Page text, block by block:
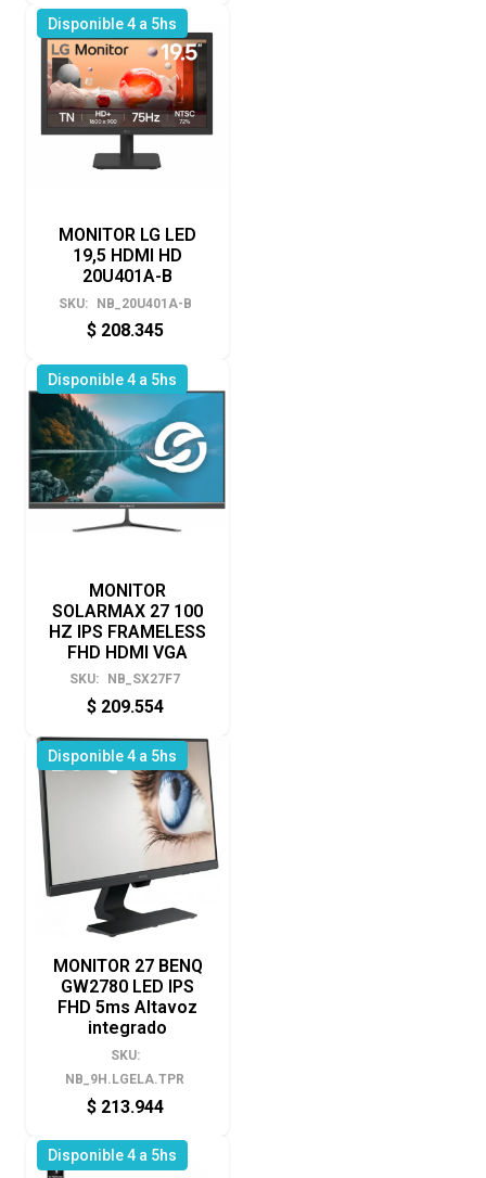
Disponible 4 a 5hs
MONITOR LG LED
19,5 HDMI HD
20U401A-B
SKU: NB_20U401A-B
$ 208.345
Disponible 4 a 5hs
MONITOR
SOLARMAX 27 100
HZ IPS FRAMELESS
FHD HDMI VGA
SKU: NB_SX27F7
$ 209.554
Disponible 4 a 5hs
MONITOR 27 BENQ
GW2780 LED IPS
FHD 5ms Altavoz
integrado
SKU:
NB_9H.LGELA.TPR
$ 213.944
Disponible 4 a 5hs